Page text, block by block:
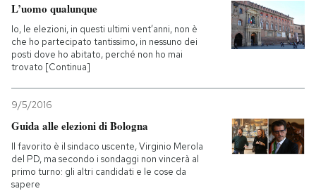
L’uomo qualunque
Io, le elezioni, in questi ultimi vent’anni, non è
che ho partecipato tantissimo, in nessuno dei
posti dove ho abitato, perché non ho mai
trovato [Continua]
9/5/2016
Guida alle elezioni di Bologna
Il favorito è il sindaco uscente, Virginio Merola
del PD, ma secondo i sondaggi non vincerà al
primo turno: gli altri candidati e le cose da
sapere